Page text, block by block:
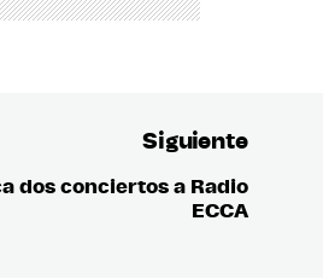
Siguiente
Entrada
dos conciertos a Radio
ECCA